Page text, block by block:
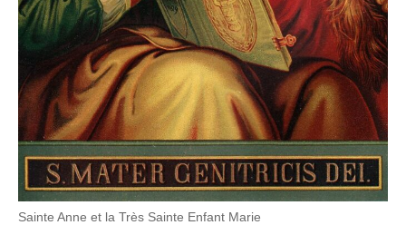
Sainte Anne et la Très Sainte Enfant Marie